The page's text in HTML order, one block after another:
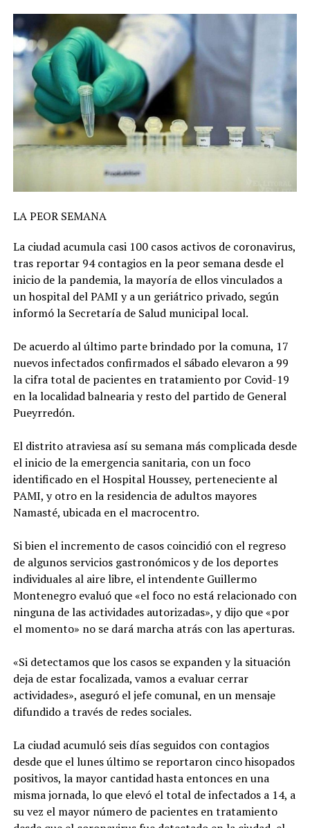
LA PEOR SEMANA
La ciudad acumula casi 100 casos activos de coronavirus,
tras reportar 94 contagios en la peor semana desde el
inicio de la pandemia, la mayoría de ellos vinculados a
un hospital del PAMI y a un geriátrico privado, según
informó la Secretaría de Salud municipal local.
De acuerdo al último parte brindado por la comuna, 17
nuevos infectados confirmados el sábado elevaron a 99
la cifra total de pacientes en tratamiento por Covid-19
en la localidad balnearia y resto del partido de General
Pueyrredón.
El distrito atraviesa así su semana más complicada desde
el inicio de la emergencia sanitaria, con un foco
identificado en el Hospital Houssey, perteneciente al
PAMI, y otro en la residencia de adultos mayores
Namasté, ubicada en el macrocentro.
Si bien el incremento de casos coincidió con el regreso
de algunos servicios gastronómicos y de los deportes
individuales al aire libre, el intendente Guillermo
Montenegro evaluó que «el foco no está relacionado con
ninguna de las actividades autorizadas», y dijo que «por
el momento» no se dará marcha atrás con las aperturas.
«Si detectamos que los casos se expanden y la situación
deja de estar focalizada, vamos a evaluar cerrar
actividades», aseguró el jefe comunal, en un mensaje
difundido a través de redes sociales.
La ciudad acumuló seis días seguidos con contagios
desde que el lunes último se reportaron cinco hisopados
positivos, la mayor cantidad hasta entonces en una
misma jornada, lo que elevó el total de infectados a 14, a
su vez el mayor número de pacientes en tratamiento